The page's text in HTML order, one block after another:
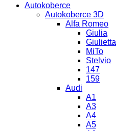
Autokoberce
Autokoberce 3D
Alfa Romeo
Giulia
Giulietta
MiTo
Stelvio
147
159
Audi
A1
A3
A4
A5